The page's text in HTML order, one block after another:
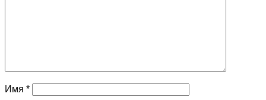
Имя *